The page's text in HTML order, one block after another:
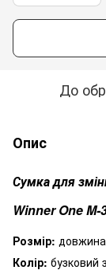
До
Опис
Сумка для
Winner One M-
Розмір:
Колір: бузковий